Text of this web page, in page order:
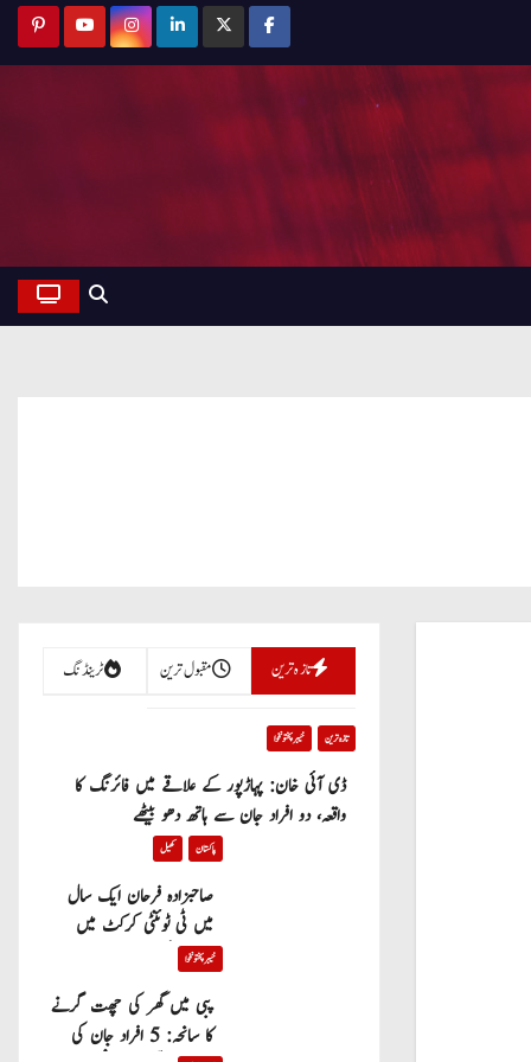
تازہ ترین مقبول ترین ٹرینڈنگ
تازہ ترین خیبر پختونخوا
ڈی آئی خان: پہاڑپور کے علاقے میں فائرنگ کا
واقعہ، دو افراد جان سے ہاتھ دھو بیٹھے
پاکستان کھیل
صاحبزادہ فرحان ایک سال
میں ٹی ٹوئنٹی کرکٹ میں
100 چھکے لگانے والے پہلے
پاکستانی بیٹر بن گئے
خیبر پختونخوا
پبی میں گھر کی چھت گرنے
کا سانحہ: 5 افراد جان کی